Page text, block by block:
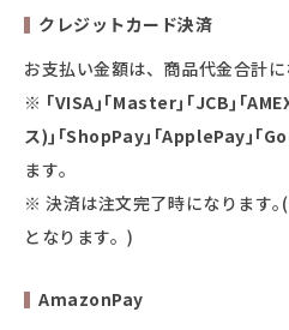
クレジットカード決済
お支払い金額は、商品代金合計に
※ ｢VISA｣｢Master｣｢JCB｣｢
ス)｣｢ShopPay｣｢ApplePay｣｢
ます｡
※ 決済は注文完了時になります｡
となります。)
AmazonPay